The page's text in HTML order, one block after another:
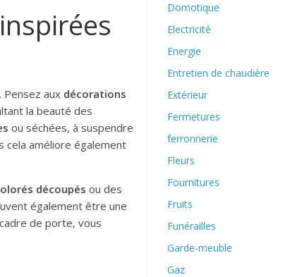
aux décorations
la beauté des
ou séchées, à suspendre
cela améliore également
découpés ou des
également être une
de porte, vous
Domotique
Electricité
Energie
Entretien de chaudière
Extérieur
Fermetures
ferronnerie
Fleurs
Fournitures
Fruits
Funérailles
Garde-meuble
Gaz